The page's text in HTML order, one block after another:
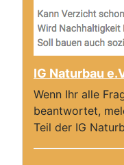
IG Naturbau
Wenn Ihr alle
beantwortet,
Teil der IG